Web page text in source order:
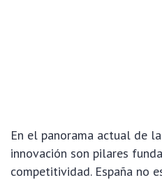
En el panorama actual de
innovación son pilares
competitividad. España no